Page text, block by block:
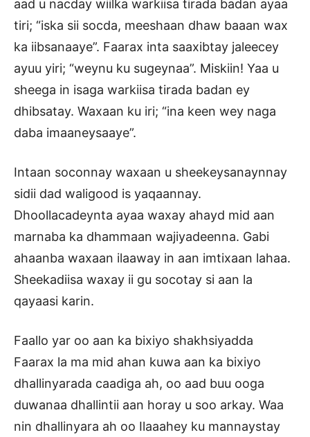
aad u nacday wiilka warkiisa tirada badan ayaa
tiri; “iska sii socda, meeshaan dhaw baaan wax
ka iibsanaaye”. Faarax inta saaxibtay jaleecey
ayuu yiri; “weynu ku sugeynaa”. Miskiin! Yaa u
sheega in isaga warkiisa tirada badan ey
dhibsatay. Waxaan ku iri; “ina keen wey naga
daba imaaneysaaye”.
Intaan soconnay waxaan u sheekeysanaynnay
sidii dad waligood is yaqaannay.
Dhoollacadeynta ayaa waxay ahayd mid aan
marnaba ka dhammaan wajiyadeenna. Gabi
ahaanba waxaan ilaaway in aan imtixaan lahaa.
Sheekadiisa waxay ii gu socotay si aan la
qayaasi karin.
Faallo yar oo aan ka bixiyo shakhsiyadda
Faarax la ma mid ahan kuwa aan ka bixiyo
dhallinyarada caadiga ah, oo aad buu ooga
duwanaa dhallintii aan horay u soo arkay. Waa
nin dhallinyara ah oo Ilaaahey ku mannaystay